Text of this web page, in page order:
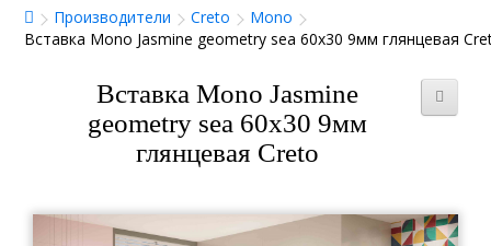
Производители Creto
Mono
Вставка Mono Jasmine geometry sea 60x30 9мм глянцевая
Вставка Mono Jasmine
geometry sea 60x30 9мм
глянцевая Creto